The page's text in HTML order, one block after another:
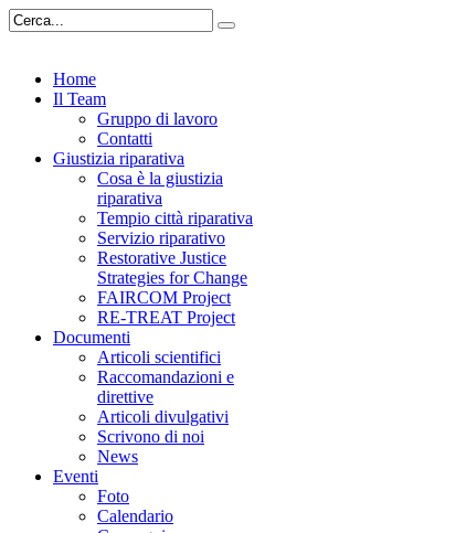
Home
Il Team
Gruppo di lavoro
Contatti
Giustizia riparativa
Cosa è la giustizia
riparativa
Tempio città riparativa
Servizio riparativo
Restorative Justice
Strategies for Change
FAIRCOM Project
RE-TREAT Project
Documenti
Articoli scientifici
Raccomandazioni e
direttive
Articoli divulgativi
Scrivono di noi
News
Eventi
Foto
Calendario